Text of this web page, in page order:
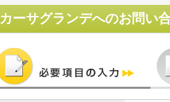
カーサグランデへのお問い